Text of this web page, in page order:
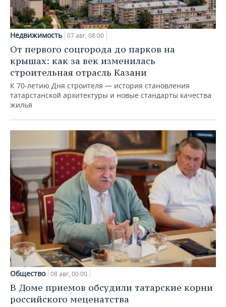
Недвижимость 07 авг, 08:00
От первого соцгорода до парков на
крышах: как за век изменилась
строительная отрасль Казани
К 70-летию Дня строителя — история становления
татарстанской архитектуры и новые стандарты качества
жилья
Общество 08 авг, 00:00
В Доме приемов обсудили татарские корни
российского меценатства